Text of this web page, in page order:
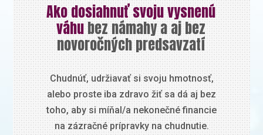
Ako dosiahnuť svoju vysnenú
váhubez námahy a aj bez
novoročných predsavzatí
Chudnúť, udržiavať si svoju hmotnosť,
alebo proste iba zdravo žiť sa dá aj bez
toho, aby si míňal/a nekonečné financie
na zázračné prípravky na chudnutie.